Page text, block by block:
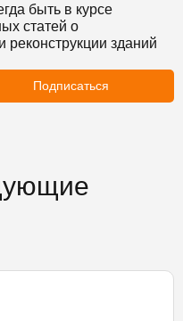
быть в курсе
статей о
реконструкции зданий
Подписаться